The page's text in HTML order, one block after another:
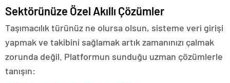
Sektörünüze Özel Akıllı Çözümler
Taşımacılık türünüz ne olursa olsun, sisteme veri girişi
yapmak ve takibini sağlamak artık zamanınızı çalmak
zorunda değil. Platformun sunduğu uzman çözümlerle
tanışın: